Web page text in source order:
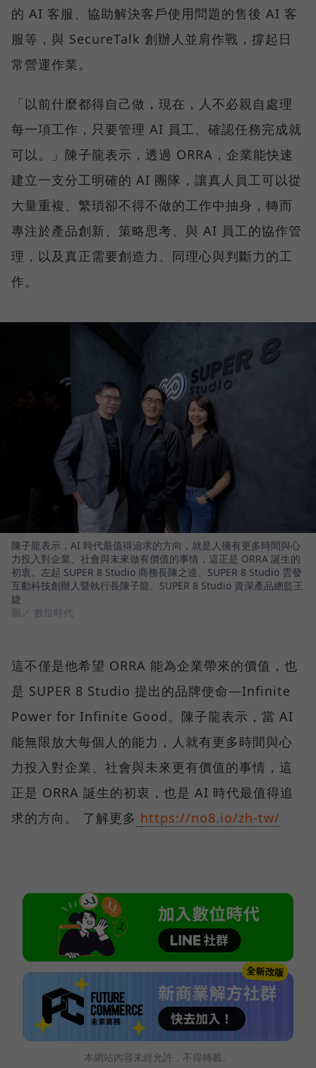
的 AI 客服、協助解決客戶使用問題的售後 AI 客
服等，與 SecureTalk 創辦人並肩作戰，撐起日
常營運作業。
「以前什麼都得自己做，現在，人不必親自處理
每一項工作，只要管理 AI 員工、確認任務完成就
可以。」陳子龍表示，透過 ORRA，企業能快速
建立一支分工明確的 AI 團隊，讓真人員工可以從
大量重複、繁瑣卻不得不做的工作中抽身，轉而
專注於產品創新、策略思考、與 AI 員工的協作管
理，以及真正需要創造力、同理心與判斷力的工
作。
陳子龍表示，AI 時代最值得追求的方向，就是人擁有更多時間與心
力投入對企業、社會與未來做有價值的事情，這正是 ORRA 誕生的
初衷。左起 SUPER 8 Studio 商務長陳之逵、SUPER 8 Studio 雲發
互動科技創辦人暨執行長陳子龍、SUPER 8 Studio 資深產品總監王
婕
圖／ 數位時代
這不僅是他希望 ORRA 能為企業帶來的價值，也
是 SUPER 8 Studio 提出的品牌使命—Infinite
Power for Infinite Good。陳子龍表示，當 AI
能無限放大每個人的能力，人就有更多時間與心
力投入對企業、社會與未來更有價值的事情，這
正是 ORRA 誕生的初衷，也是 AI 時代最值得追
求的方向。 了解更多 https://no8.io/zh-tw/
本網站內容未經允許，不得轉載。